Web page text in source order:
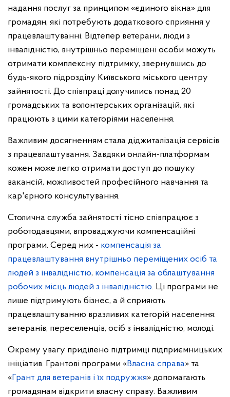
надання послуг за принципом «єдиного вікна» для
громадян, які потребують додаткового сприяння у
працевлаштуванні. Відтепер ветерани, люди з
інвалідністю, внутрішньо переміщені особи можуть
отримати комплексну підтримку, звернувшись до
будь-якого підрозділу Київського міського центру
зайнятості. До співпраці долучились понад 20
громадських та волонтерських організацій, які
працюють з цими категоріями населення.
Важливим досягненням стала діджиталізація сервісів
з працевлаштування. Завдяки онлайн-платформам
кожен може легко отримати доступ до пошуку
вакансій, можливостей професійного навчання та
кар'єрного консультування.
Столична служба зайнятості тісно співпрацює з
роботодавцями, впроваджуючи компенсаційні
програми. Серед них - компенсація за
працевлаштування внутрішньо переміщених осіб та
людей з інвалідністю, компенсація за облаштування
робочих місць людей з інвалідністю. Ці програми не
лише підтримують бізнес, а й сприяють
працевлаштуванню вразливих категорій населення:
ветеранів, переселенців, осіб з інвалідністю, молоді.
Окрему увагу приділено підтримці підприємницьких
ініціатив. Грантові програми «Власна справа» та
«Грант для ветеранів і їх подружжя» допомагають
громадянам відкрити власну справу. Важливим